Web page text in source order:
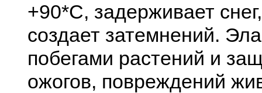
+90*С, задерживает
создает затемнений.
побегами растений и
ожогов, повреждений